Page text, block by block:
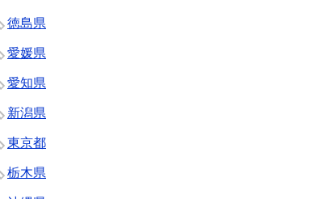
徳島県
愛媛県
愛知県
新潟県
東京都
栃木県